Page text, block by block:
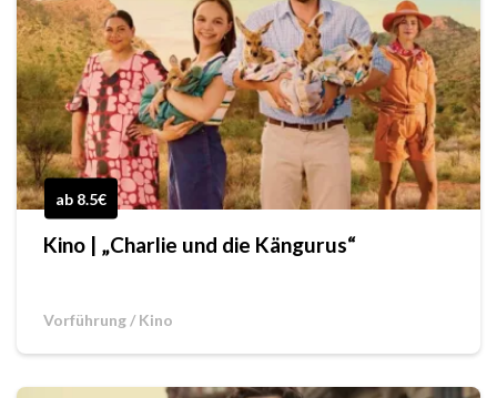
ab 8.5€
Kino | „Charlie und die Kängurus“
Vorführung / Kino